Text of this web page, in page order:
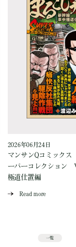
2026年06月24日
マンサンQコミック
ーパーコレクション
極道仕置編
Read more
一覧